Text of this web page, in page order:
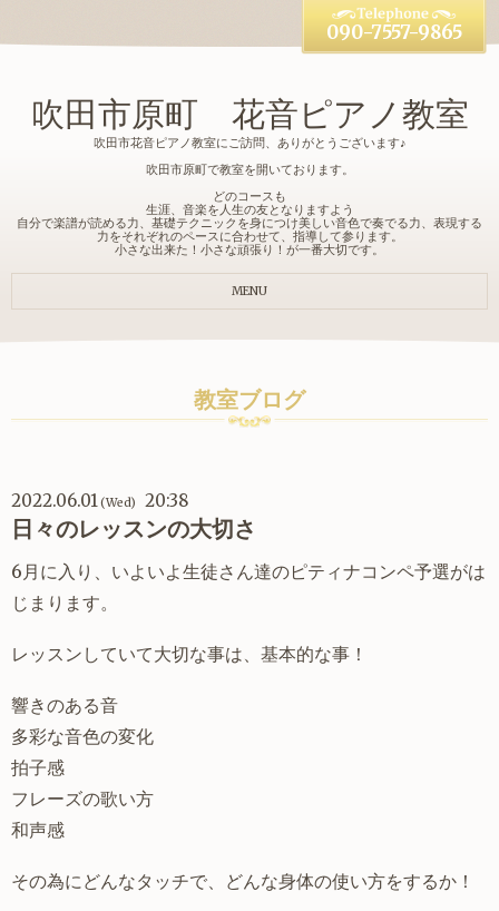
吹田市原町 花音ピアノ教室
吹田市花音ピアノ教室にご訪問、ありがとうございます♪
吹田市原町で教室を開いております。
どのコースも
生涯、音楽を人生の友となりますよう
自分で楽譜が読める力、基礎テクニックを身につけ美しい音色で奏でる力、表現する
力をそれぞれのペースに合わせて、指導して参ります。
小さな出来た！小さな頑張り！が一番大切です。
090-7557-9865
MENU
教室ブログ
2022.06.01(Wed) 20:38
日々のレッスンの大切さ
6月に入り、いよいよ生徒さん達のピティナコンペ予選がは
じまります。
レッスンしていて大切な事は、基本的な事！
響きのある音
多彩な音色の変化
拍子感
フレーズの歌い方
和声感
その為にどんなタッチで、どんな身体の使い方をするか！